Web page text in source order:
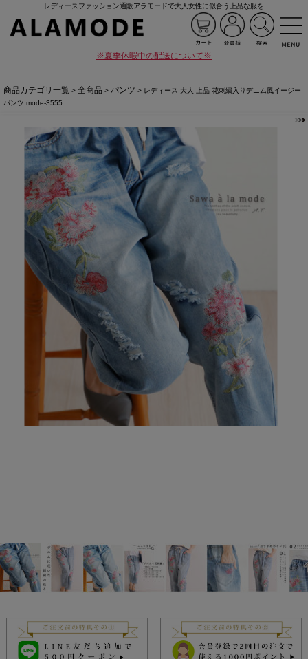
レディースファッション通販アラモードで大人女性に似合う上品な服を
※夏季休暇中の配送について※
商品カテゴリ一覧 > 全商品 > パンツ > レディース 大人 上品 花刺繍入りデニム風イージー
パンツ mode-3555